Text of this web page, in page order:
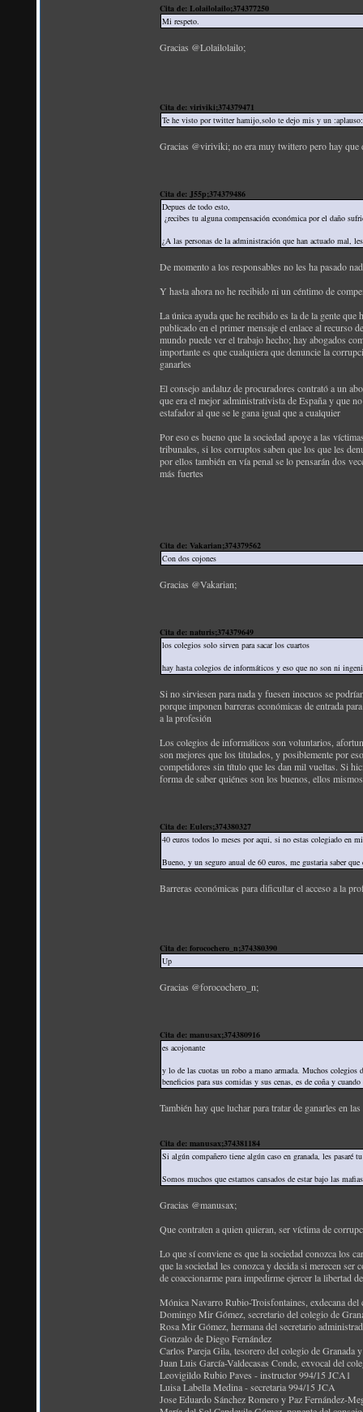
Cita de: Lolailolailo;374377250
Mi respeto.
Gracias @Lolailolailo;
Cita de: viriviki;374379471
Te he visto por twitter hamijo,solo te dejo mis y un :aplauso:
Gracias @viriviki; no era muy twittero pero hay que
Cita de: J55p;374379486
Depues de todo esto,
¿recibes tu alguna compensación económica por el daño
¿A las personas de la administración que han actuado mal,
De momento a los responsables no les ha pasado
Y hasta ahora no he recibido ni un céntimo de
La única ayuda que he recibido es la de la gente
publicado en el primer mensaje el enlace al recurso
mundo puede ver el trabajo hecho; hay abogados
importante es que cualquiera que denuncie la
ganarles
El consejo andaluz de procuradores contrató a un
que era el mejor administrativista de España y que
estafador al que se le gana igual que a cualquier
Por eso es bueno que la sociedad apoye a las
tribunales, si los corruptos saben que los que les
por ellos también en vía penal se lo pensarán dos
más fuertes
Cita de: Vakarian;374379562
Con dos cojones
Gracias @Vakarian;
Cita de: naturis;374379649
los colegios solo sirven para sacar los cuartos
hay hasta colegios de informáticos y eso que no son ni
Si no sirviesen para nada y fuesen inocuos se
porque imponen barreras económicas de entrada
a la profesión
Los colegios de informáticos son voluntarios,
son mejores que los titulados, y posiblemente por
competidores sin título que les dan mil vueltas. Si
forma de saber quiénes son los buenos, ellos
Cita de: Eulers;374380327
40 euros todos lo meses por aqui, si no estas colegiado en
Bueno, y un seguro anual de 60 euros, me gustaria saber
Barreras económicas para dificultar el acceso a la
Cita de: forocochero_n;374380390
Up
Gracias @forocochero_n;
Cita de: manusax;374380916
es acojonante
y lo de las cuotas un robo a mano armada. Muchos
beneficios para sus comidas y sus cenas, es de coña y
También hay que luchar para tratar de ganarles en
Cita de: manusax;374381184
Si algún compañero tiene algún caso en granada, les pasaré
Somos muchos que estamos cansados de estar bajo las
Gracias @manusax;
Que contraten a quien quieran, ser víctima de
Lo que sí conviene es que la sociedad conozca los
que la sociedad les conozca y decida si merecen
de coaccionarme para impedirme ejercer la libertad
Mónica Navarro Rubio-Troisfontaines, exdecana del
Domingo Mir Gómez, secretario del colegio de
Rosa Mir Gómez, hermana del secretario
Gonzalo de Diego Fernández
Carlos Pareja Gila, tesorero del colegio de Granada
Juan Luis García-Valdecasas Conde, exvocal del
Leovigildo Rubio Paves - instructor 994/15 JCA1
Luisa Labella Medina - secretaria 994/15 JCA
Jose Eduardo Sánchez Romero y Paz Fernández-